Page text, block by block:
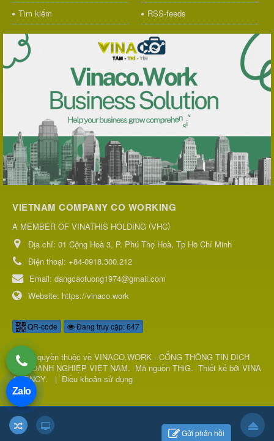
Tìm kiếm
RSS-feeds
VIETNAM COMPANY CO WORKING
A MEMBER OF VINATHIS HOLDING (VHC)
Địa chỉ: 01 Cộng Hoà 3, P. Phú Thọ Hoà, Tp Hồ Chí Minh
Điện thoại: +84-0918.300.212
Email: dangcaotuong1974@gmail.com
Website: https://vinaco.work
QR-code Đang truy cập: 647
© Bản quyền thuộc về VINACO.WORK - CỔNG THÔNG TIN DỊCH
VỤ DOANH NGHIỆP VIỆT NAM. Mã nguồn THiG. Thiết kế bởi VINA
AGENCY. | Điều khoản sử dụng
Gửi phản hồi
Zalo